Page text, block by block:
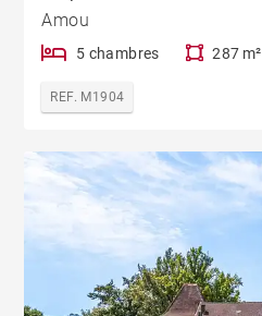
Amou
5 chambres 287 m²
REF. M1904